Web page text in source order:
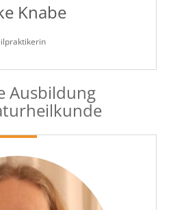
Knabe
Ausbildung